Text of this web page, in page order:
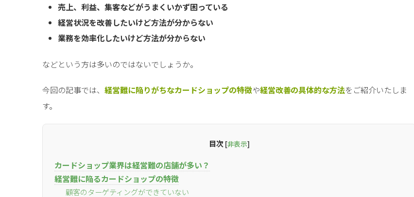
売上、利益、集客などがうまくいかず困っている
経営状況を改善したいけど方法が分からない
業務を効率化したいけど方法が分からない
などという方は多いのではないでしょうか。
今回の記事では、 経営難に陥りがちなカードショップの特徴や経営改善の具体的な方法をご紹介いたしま
す。
目次 [非表示]
カードショップ業界は経営難の店舗が多い？
経営難に陥るカードショップの特徴
顧客のターゲティングができていない